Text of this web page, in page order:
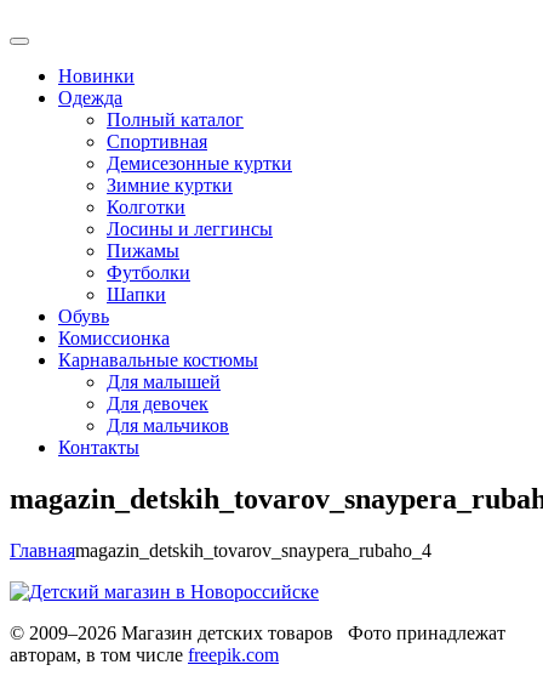
Новинки
Одежда
Полный каталог
Спортивная
Демисезонные куртки
Зимние куртки
Колготки
Лосины и леггинсы
Пижамы
Футболки
Шапки
Обувь
Комиссионка
Карнавальные костюмы
Для малышей
Для девочек
Для мальчиков
Контакты
Главнаяmagazin_detskih_tovarov_snaypera_rubaho_4
© 2009–2026 Магазин детских товаров Фото принадлежат
авторам, в том числе freepik.com